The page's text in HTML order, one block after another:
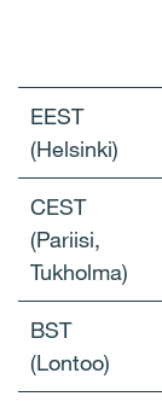
EEST
(Helsinki)
CEST
(Pariisi,
Tukholma)
BST
(Lontoo)